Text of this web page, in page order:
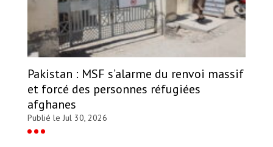
Pakistan : MSF s’alarme du renvoi massif
et forcé des personnes réfugiées
afghanes
Publié le Jul 30, 2026